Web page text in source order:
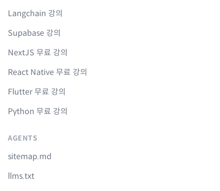
Langchain 강의
Supabase 강의
NextJS 무료 강의
React Native 무료 강의
Flutter 무료 강의
Python 무료 강의
AGENTS
sitemap.md
llms.txt